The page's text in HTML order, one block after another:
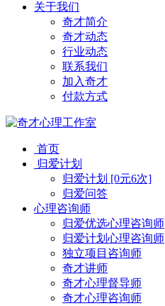
关于我们
奇才简介
奇才动态
行业动态
联系我们
加入奇才
付款方式
首页
归爱计划
归爱计划 [0元6次]
归爱问答
心理咨询师
归爱优选心理咨询师
归爱计划心理咨询师
独立项目咨询师
奇才讲师
奇才心理督导师
奇才心理咨询师